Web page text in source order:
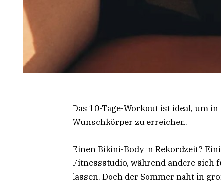
Das 10-Tage-Workout ist ideal, um
Wunschkörper zu erreichen.
Einen Bikini-Body in Rekordzeit?
Fitnessstudio, während andere sich
lassen. Doch der Sommer naht in